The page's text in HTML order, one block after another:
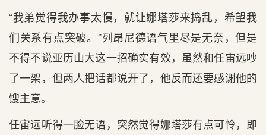
“我弟觉得我办事太慢，就让娜塔莎来捣乱，希望我
们关系有点突破。”列昂尼德语气里尽是无奈，但是
不得不说亚历山大这一招确实有效，虽然和任宙远吵
了一架，但两人把话都说开了，他反而还要感谢他的
馊主意。
任宙远听得一脸无语，突然觉得娜塔莎有点可怜，即